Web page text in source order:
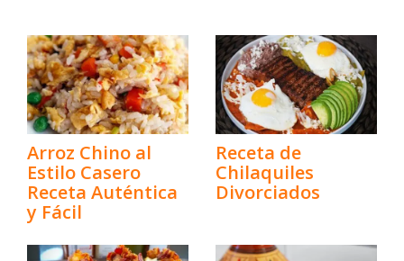
Arroz Chino al
Estilo Casero
Receta Auténtica
y Fácil
Receta de
Chilaquiles
Divorciados